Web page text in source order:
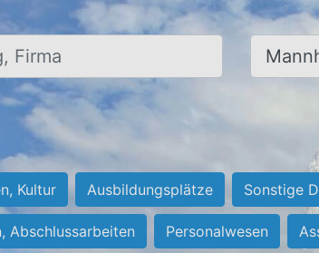
Ort, Stadt
Kultur Ausbildungsplätze Sonstige
Abschlussarbeiten Personalwesen